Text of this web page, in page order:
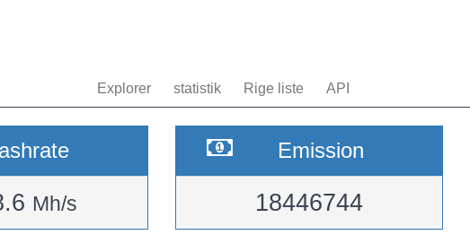
Explorer statistik Rige liste API
Mh/s
Emission
18446744